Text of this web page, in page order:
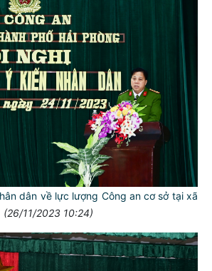
dân về lực lượng Công an cơ sở tại xã
(26/11/2023 10:24)